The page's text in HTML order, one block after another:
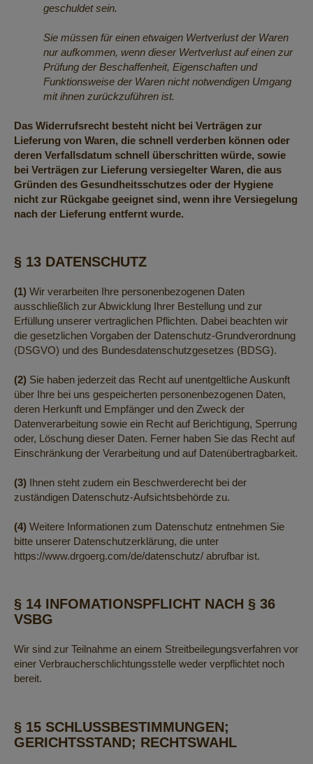
geschuldet sein.
Sie müssen für einen etwaigen Wertverlust der Waren
nur aufkommen, wenn dieser Wertverlust auf einen zur
Prüfung der Beschaffenheit, Eigenschaften und
Funktionsweise der Waren nicht notwendigen Umgang
mit ihnen zurückzuführen ist.
Das Widerrufsrecht besteht nicht bei Verträgen zur
Lieferung von Waren, die schnell verderben können oder
deren Verfallsdatum schnell überschritten würde, sowie
bei Verträgen zur Lieferung versiegelter Waren, die aus
Gründen des Gesundheitsschutzes oder der Hygiene
nicht zur Rückgabe geeignet sind, wenn ihre Versiegelung
nach der Lieferung entfernt wurde.
§ 13 DATENSCHUTZ
(1) Wir verarbeiten Ihre personenbezogenen Daten
ausschließlich zur Abwicklung Ihrer Bestellung und zur
Erfüllung unserer vertraglichen Pflichten. Dabei beachten wir
die gesetzlichen Vorgaben der Datenschutz-Grundverordnung
(DSGVO) und des Bundesdatenschutzgesetzes (BDSG).
(2) Sie haben jederzeit das Recht auf unentgeltliche Auskunft
über Ihre bei uns gespeicherten personenbezogenen Daten,
deren Herkunft und Empfänger und den Zweck der
Datenverarbeitung sowie ein Recht auf Berichtigung, Sperrung
oder, Löschung dieser Daten. Ferner haben Sie das Recht auf
Einschränkung der Verarbeitung und auf Datenübertragbarkeit.
(3) Ihnen steht zudem ein Beschwerderecht bei der
zuständigen Datenschutz-Aufsichtsbehörde zu.
(4) Weitere Informationen zum Datenschutz entnehmen Sie
bitte unserer Datenschutzerklärung, die unter
https://www.drgoerg.com/de/datenschutz/ abrufbar ist.
§ 14 INFOMATIONSPFLICHT NACH § 36
VSBG
Wir sind zur Teilnahme an einem Streitbeilegungsverfahren vor
einer Verbraucherschlichtungsstelle weder verpflichtet noch
bereit.
§ 15 SCHLUSSBESTIMMUNGEN;
GERICHTSSTAND; RECHTSWAHL